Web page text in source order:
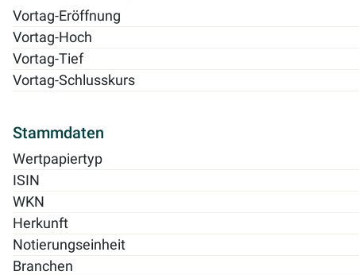
Vortag-Eröffnung
Vortag-Hoch
Vortag-Tief
Vortag-Schlusskurs
Stammdaten
Wertpapiertyp
ISIN
WKN
Herkunft
Notierungseinheit
Branchen